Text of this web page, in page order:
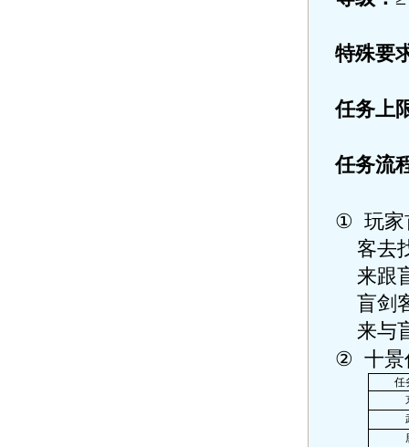
特殊要
任务上
任务流
① 玩
客去
来跟
盲剑
来与
② 十
任